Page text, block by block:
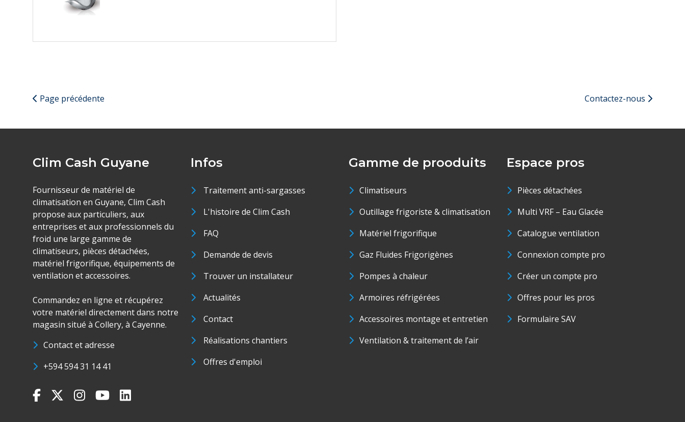
Page précédente Contactez-nous
Clim Cash Guyane
Fournisseur de matériel de
climatisation en Guyane, Clim Cash
propose aux particuliers, aux
entreprises et aux professionnels du
froid une large gamme de
climatiseurs, pièces détachées,
matériel frigorifique, équipements de
ventilation et accessoires.
Commandez en ligne et récupérez
votre matériel directement dans notre
magasin situé à Collery, à Cayenne.
Contact et adresse
+594 594 31 14 41
Infos
Traitement anti-sargasses
L'histoire de Clim Cash
FAQ
Demande de devis
Trouver un installateur
Actualités
Contact
Réalisations chantiers
Offres d'emploi
Gamme de prooduits
Climatiseurs
Outillage frigoriste & climatisation
Matériel frigorifique
Gaz Fluides Frigorigènes
Pompes à chaleur
Armoires réfrigérées
Accessoires montage et entretien
Ventilation & traitement de l’air
Espace pros
Pièces détachées
Multi VRF – Eau Glacée
Catalogue ventilation
Connexion compte pro
Créer un compte pro
Offres pour les pros
Formulaire SAV